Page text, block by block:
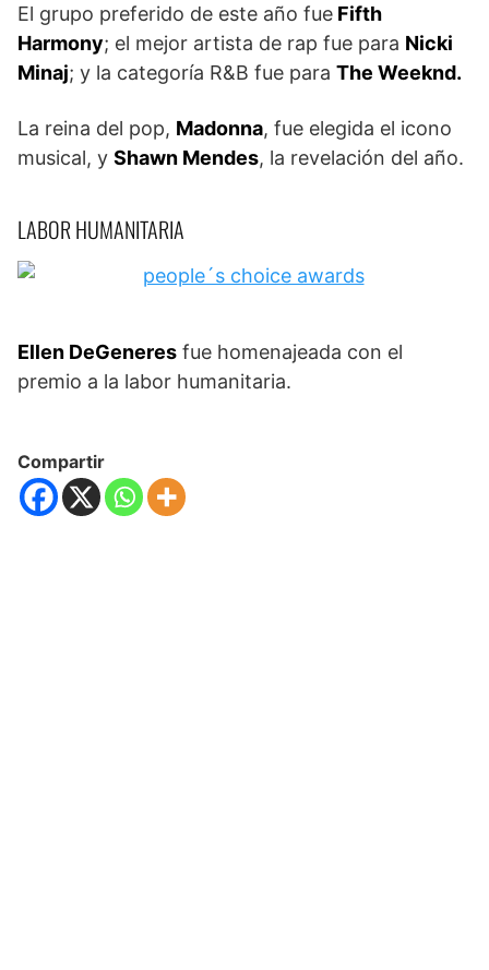
El grupo preferido de este año fue Fifth
Harmony; el mejor artista de rap fue para Nicki
Minaj; y la categoría R&B fue para The Weeknd.
La reina del pop, Madonna, fue elegida el icono
musical, y Shawn Mendes, la revelación del año.
LABOR HUMANITARIA
Ellen DeGeneres fue homenajeada con el
premio a la labor humanitaria.
Compartir